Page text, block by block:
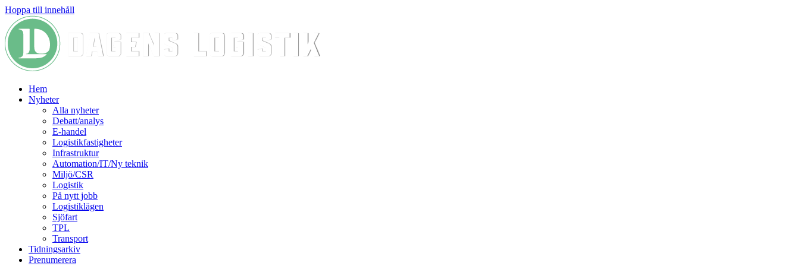
Hoppa till innehåll
Hem
Nyheter
Alla nyheter
Debatt/analys
E-handel
Logistikfastigheter
Infrastruktur
Automation/IT/Ny teknik
Miljö/CSR
Logistik
På nytt jobb
Logistiklägen
Sjöfart
TPL
Transport
Tidningsarkiv
Prenumerera